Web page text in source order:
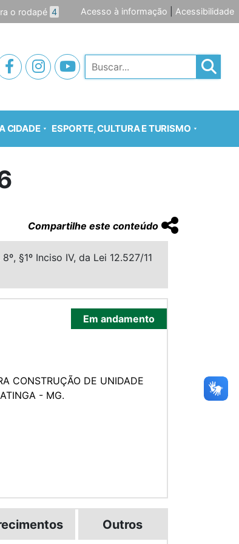
o rodapé 4 Acesso à informação Acessibilidade
Pesquisar
CIDADE ESPORTE, CULTURA E TURISMO
Compartilhe este conteúdo
§1º Inciso IV, da Lei 12.527/11
Em andamento
CONSTRUÇÃO DE UNIDADE
- MG.
Outros